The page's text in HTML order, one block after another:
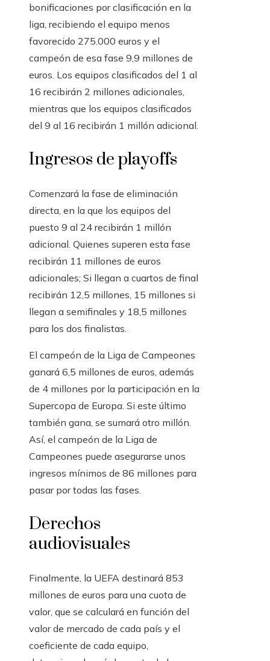
bonificaciones por clasificación en la
liga, recibiendo el equipo menos
favorecido 275.000 euros y el
campeón de esa fase 9,9 millones de
euros. Los equipos clasificados del 1 al
16 recibirán 2 millones adicionales,
mientras que los equipos clasificados
del 9 al 16 recibirán 1 millón adicional.
Ingresos de playoffs
Comenzará la fase de eliminación
directa, en la que los equipos del
puesto 9 al 24 recibirán 1 millón
adicional. Quienes superen esta fase
recibirán 11 millones de euros
adicionales; Si llegan a cuartos de final
recibirán 12,5 millones, 15 millones si
llegan a semifinales y 18,5 millones
para los dos finalistas.
El campeón de la Liga de Campeones
ganará 6,5 millones de euros, además
de 4 millones por la participación en la
Supercopa de Europa. Si este último
también gana, se sumará otro millón.
Así, el campeón de la Liga de
Campeones puede asegurarse unos
ingresos mínimos de 86 millones para
pasar por todas las fases.
Derechos
audiovisuales
Finalmente, la UEFA destinará 853
millones de euros para una cuota de
valor, que se calculará en función del
valor de mercado de cada país y el
coeficiente de cada equipo,